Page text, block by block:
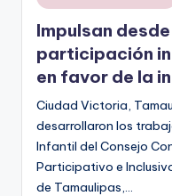
en
Impulsan
participación
en favor de la
Ciudad Victoria,
desarrollaron los
Infantil del Consejo
Participativo e
de Tamaulipas,…